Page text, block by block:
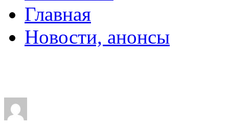
Главная
Новости, анонсы